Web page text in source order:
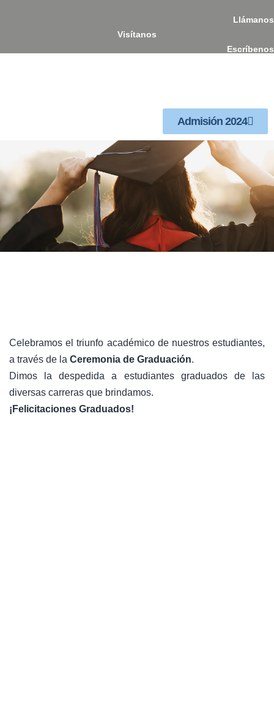
Llámanos
Visítanos
Escríbenos
Admisión 2024
Celebramos el triunfo académico de nuestros estudiantes,
a través de la Ceremonia de Graduación.
Dimos la despedida a estudiantes graduados de las
diversas carreras que brindamos.
¡Felicitaciones Graduados!